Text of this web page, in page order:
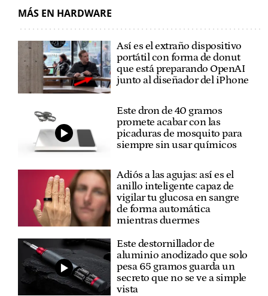
MÁS EN HARDWARE
Así es el extraño dispositivo
portátil con forma de donut
que está preparando OpenAI
junto al diseñador del iPhone
Este dron de 40 gramos
promete acabar con las
picaduras de mosquito para
siempre sin usar químicos
Adiós a las agujas: así es el
anillo inteligente capaz de
vigilar tu glucosa en sangre
de forma automática
mientras duermes
Este destornillador de
aluminio anodizado que solo
pesa 65 gramos guarda un
secreto que no se ve a simple
vista